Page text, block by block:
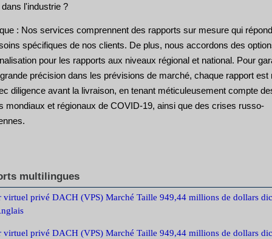
l'industrie ?
: Nos services comprennent des rapports sur mesure qui
spécifiques de nos clients. De plus, nous accordons des
pour les rapports aux niveaux régional et national. Pour
précision dans les prévisions de marché, chaque rapport est
diligence avant la livraison, en tenant méticuleusement compte
mondiaux et régionaux de COVID-19, ainsi que des crises russo-
multilingues
virtuel privé DACH (VPS) Marché Taille 949,44 millions de dollars
virtuel privé DACH (VPS) Marché Taille 949,44 millions de dollars